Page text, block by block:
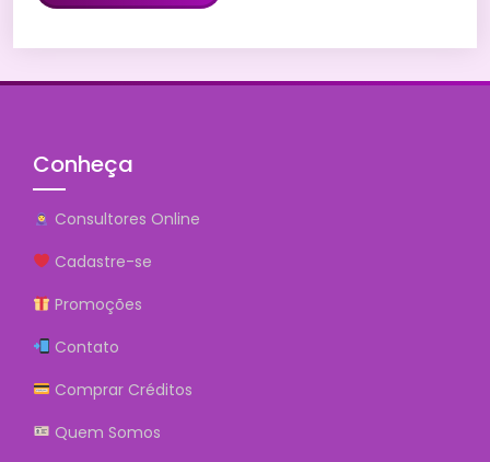
Conheça
Consultores Online
Cadastre-se
Promoções
Contato
Comprar Créditos
Quem Somos